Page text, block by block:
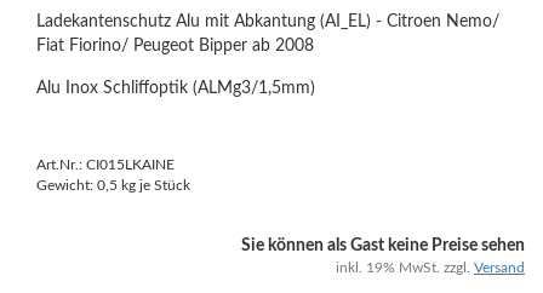
Ladekantenschutz Alu mit Abkantung (AI_EL) - Citroen Nemo/
Fiat Fiorino/ Peugeot Bipper ab 2008
Alu Inox Schliffoptik (ALMg3/1,5mm)
Art.Nr.: CI015LKAINE
Gewicht: 0,5 kg je Stück
Sie können als Gast keine Preise sehen
inkl. 19% MwSt. zzgl. Versand